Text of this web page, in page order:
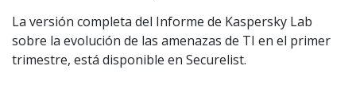
La versión completa del Informe de Kaspersky Lab
sobre la evolución de las amenazas de TI en el primer
trimestre, está disponible en Securelist.